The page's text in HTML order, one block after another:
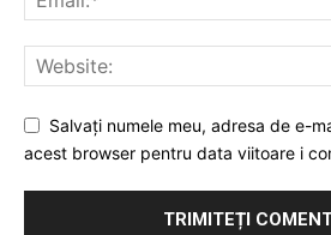
Salvați numele meu, adresa de e-
acest browser pentru data viitoare i